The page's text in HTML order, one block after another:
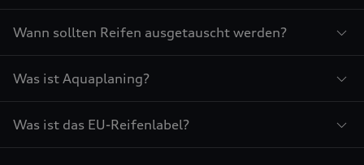
Wann sollten Reifen ausgetauscht werden?
Was ist Aquaplaning?
Was ist das EU-Reifenlabel?